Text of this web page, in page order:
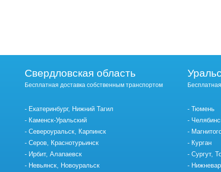
Свердловская область
Бесплатная доставка собственным транспортом
Екатеринбург, Нижний Тагил
Каменск-Уральский
Североуральск, Карпинск
Серов, Краснотурьинск
Ирбит, Алапаевск
Невьянск, Новоуральск
Тюмень
Курган
Сургут,